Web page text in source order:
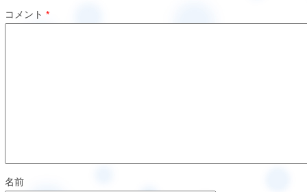
コメント *
名前